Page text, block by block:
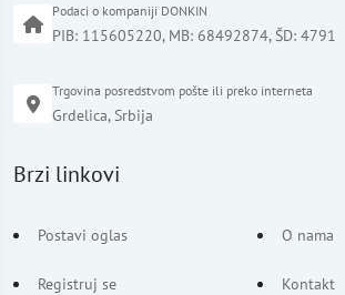
Podaci o kompaniji DONKIN
PIB: 115605220, MB: 68492874, ŠD: 4791
Trgovina posredstvom pošte ili preko interneta
Grdelica, Srbija
Brzi linkovi
Postavi oglas
Registruj se
O nama
Kontakt